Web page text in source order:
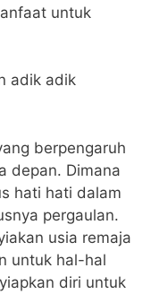
untuk
adik adik
berpengaruh
depan. Dimana
hati hati dalam
pergaulan.
usia remaja
untuk hal-hal
diri untuk